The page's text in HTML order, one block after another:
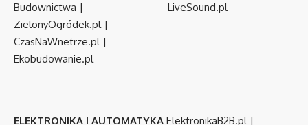
Budownictwa |
ZielonyOgródek.pl|
CzasNaWnetrze.pl|
Ekobudowanie.pl
LiveSound.pl
ELEKTRONIKA I AUTOMATYKA ElektronikaB2B.pl|